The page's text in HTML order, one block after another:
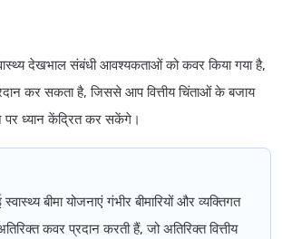
देखभाल संबंधी आवश्यकताओं को कवर किया गया है,
कर सकता है, जिससे आप वित्तीय चिंताओं के बजाय
ध्यान केंद्रित कर सकेंगे।
बीमा योजनाएं गंभीर बीमारियों और व्यक्तिगत
कवर प्रदान करती हैं, जो अतिरिक्त वित्तीय